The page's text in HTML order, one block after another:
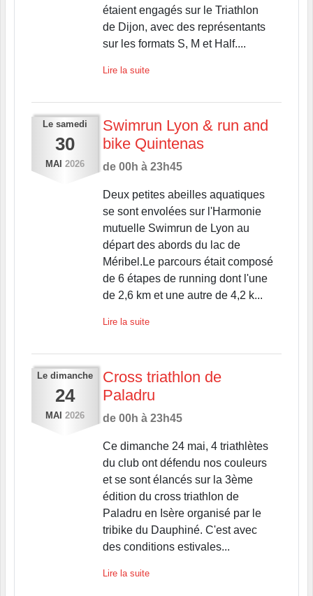
étaient engagés sur le Triathlon
de Dijon, avec des représentants
sur les formats S, M et Half....
Lire la suite
Le samedi
30
MAI 2026
Swimrun Lyon & run and
bike Quintenas
de 00h à 23h45
Deux petites abeilles aquatiques
se sont envolées sur l'Harmonie
mutuelle Swimrun de Lyon au
départ des abords du lac de
Méribel.Le parcours était composé
de 6 étapes de running dont l'une
de 2,6 km et une autre de 4,2 k...
Lire la suite
Le dimanche
24
MAI 2026
Cross triathlon de
Paladru
de 00h à 23h45
Ce dimanche 24 mai, 4 triathlètes
du club ont défendu nos couleurs
et se sont élancés sur la 3ème
édition du cross triathlon de
Paladru en Isère organisé par le
tribike du Dauphiné. C'est avec
des conditions estivales...
Lire la suite